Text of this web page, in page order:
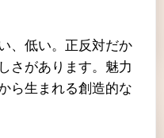
、低い。正反対だか
さがあります。魅力
ら生まれる創造的な